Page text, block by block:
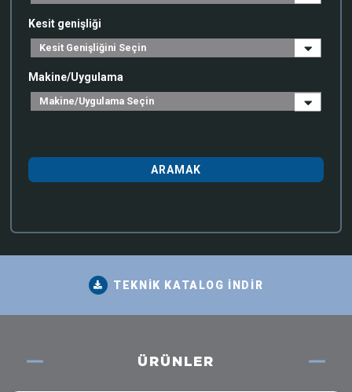
Kesit genişliği
Makine/Uygulama
TEKNİK KATALOG İNDİR
ÜRÜNLER